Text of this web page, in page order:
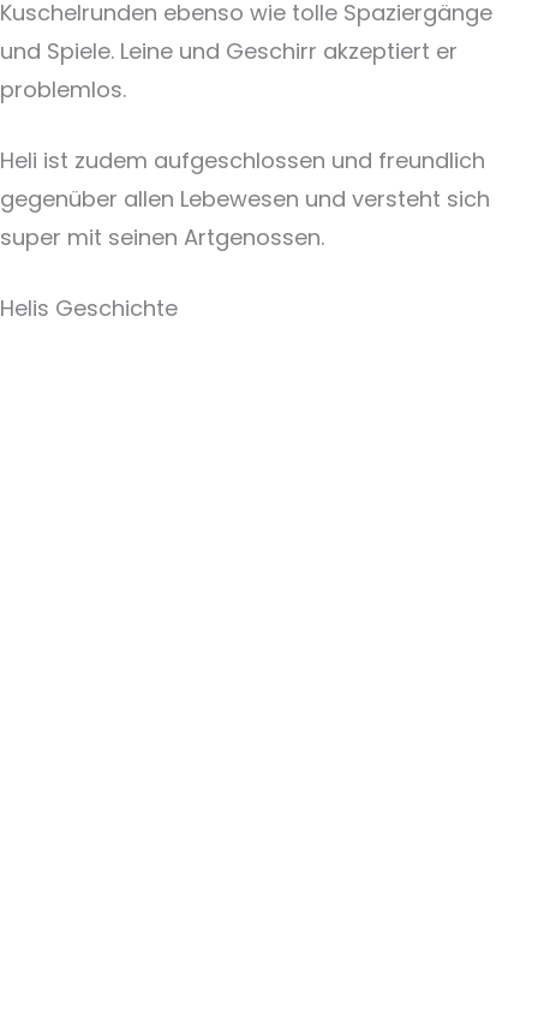
Kuschelrunden ebenso wie tolle Spaziergänge
und Spiele. Leine und Geschirr akzeptiert er
problemlos.
Heli ist zudem aufgeschlossen und freundlich
gegenüber allen Lebewesen und versteht sich
super mit seinen Artgenossen.
Helis Geschichte